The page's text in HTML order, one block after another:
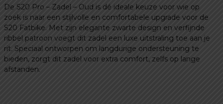
De S20 Pro – Zadel – Oud is dé ideale keuze voor wie op
zoek is naar een stijlvolle en comfortabele upgrade voor de
S20 Fatbike. Met zijn elegante zwarte design en verfijnde
ribbel patroon voegt dit zadel een luxe uitstraling toe aan je
rit. Speciaal ontworpen om langdurige ondersteuning te
bieden, zorgt dit zadel voor extra comfort, zelfs op lange
afstanden.